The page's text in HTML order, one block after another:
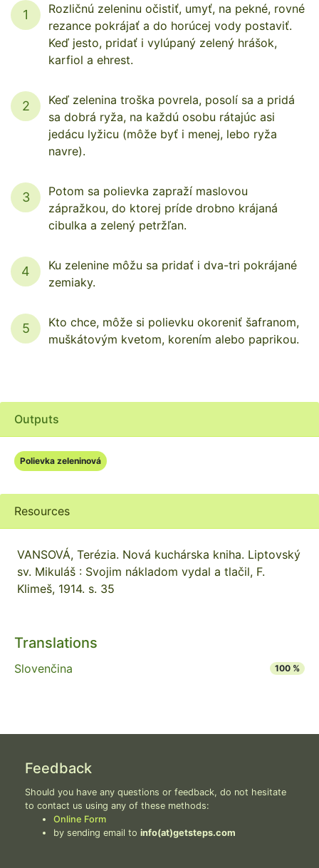
1
Rozličnú zeleninu očistiť, umyť, na pekné, rovné
rezance pokrájať a do horúcej vody postaviť.
Keď jesto, pridať i vylúpaný zelený hrášok,
karfiol a ehrest.
2
Keď zelenina troška povrela, posolí sa a pridá
sa dobrá ryža, na každú osobu rátajúc asi
jedácu lyžicu (môže byť i menej, lebo ryža
navre).
3
Potom sa polievka zapraží maslovou
zápražkou, do ktorej príde drobno krájaná
cibulka a zelený petržľan.
4
Ku zelenine môžu sa pridať i dva-tri pokrájané
zemiaky.
5
Kto chce, môže si polievku okoreniť šafranom,
muškátovým kvetom, korením alebo paprikou.
Outputs
Polievka zeleninová
Resources
VANSOVÁ, Terézia. Nová kuchárska kniha. Liptovský
sv. Mikuláš : Svojim nákladom vydal a tlačil, F.
Klimeš, 1914. s. 35
Translations
Slovenčina 100 %
Feedback
Should you have any questions or feedback, do not hesitate
to contact us using any of these methods:
Online Form
by sending email to info(at)getsteps.com